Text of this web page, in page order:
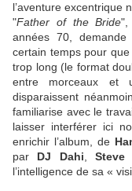
l’aventure excentrique
"Father of the Bride",
années 70,
certain temps pour
trop long (le format
entre morceaux et
disparaissent
familiarise avec le
laisser interférer ici
enrichir l’album, de
par DJ Dahi Steve
l’intelligence de sa «